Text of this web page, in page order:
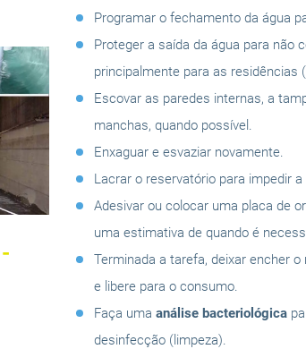
Programar o fechamento da água
Proteger a saída da água para não
principalmente para as residências
Escovar as paredes internas, a
manchas, quando possível.
Enxaguar e esvaziar novamente.
Lacrar o reservatório para impedir
Adesivar ou colocar uma placa de
uma estimativa de quando é
Terminada a tarefa, deixar encher
e libere para o consumo.
Faça uma análise bacteriológica
desinfecção (limpeza).